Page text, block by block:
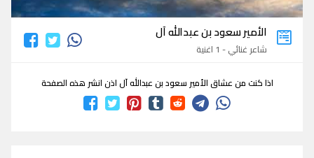
الأمير سعود بن عبدالله آل
شاعر غنائي - 1 اغنية
اذا كنت من عشاق الأمير سعود بن عبدالله آل اذن انشر هذه الصفحة